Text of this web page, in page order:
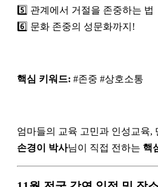
5️⃣ 관계에서 거절을 존중하는 법
6️⃣ 문화 존중의 성문화까지!
핵심 키워드: #존중 #상호소통
엄마들의 교육 고민과 인성교육,
손경이 박사님이 직접 전하는 핵